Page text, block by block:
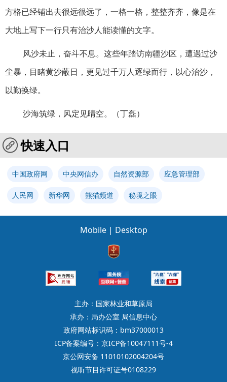
方格已经铺出去很远很远了，一格一格，整整齐齐，像是在
大地上写下一行只有治沙人能读懂的文字。
风沙未止，奋斗不息。这些年踏访南疆沙区，遭遇过沙
尘暴，目睹黄沙蔽日，更见过千万人逐绿而行，以心治沙，
以勤换绿。
沙海筑绿，风定见晴空。（丁磊）
快速入口
中国政府网 中央网信办 自然资源部 应急管理部
人民网 新华网 熊猫频道 秘境之眼
Mobile | Desktop
主办：国家林业和草原局
承办：局办公室 局信息中心
政府网站标识码：bm37000013
ICP备案编号：京ICP备10047111号-4
京公网安备 11010102004204号
视听节目许可证号0108229